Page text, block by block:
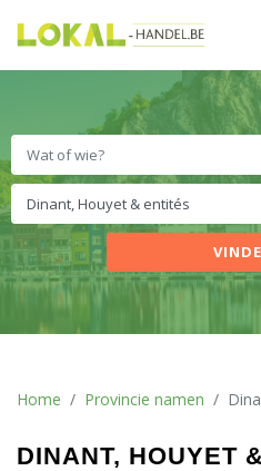
Home Provincie namen
DINANT, HOUYET